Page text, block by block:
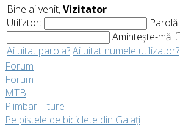
Bine ai venit,Vizitator
Utiliztor:
Parolă
Amintește-mă
Ai uitat parola?Ai uitat numele utilizator?
Forum
Forum
MTB
Plimbari - ture
Pe pistele de biciclete din Galați